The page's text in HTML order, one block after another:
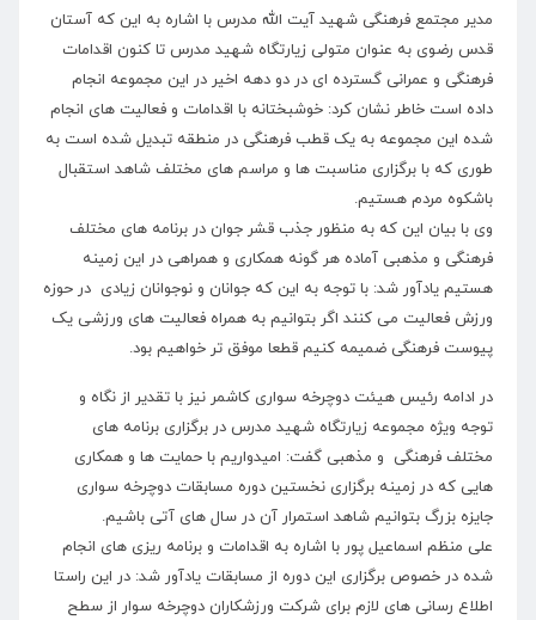
مدیر مجتمع فرهنگی شهید آیت الله مدرس با اشاره به این که آستان
قدس رضوی به عنوان متولی زیارتگاه شهید مدرس تا کنون اقدامات
فرهنگی و عمرانی گسترده ای در دو دهه اخیر در این مجموعه انجام
داده است خاطر نشان کرد: خوشبختانه با اقدامات و فعالیت های انجام
شده این مجموعه به یک قطب فرهنگی در منطقه تبدیل شده است به
طوری که با برگزاری مناسبت ها و مراسم های مختلف شاهد استقبال
باشکوه مردم هستیم.
وی با بیان این که به منظور جذب قشر جوان در برنامه های مختلف
فرهنگی و مذهبی آماده هر گونه همکاری و همراهی در این زمینه
هستیم یادآور شد: با توجه به این که جوانان و نوجوانان زیادی در حوزه
ورزش فعالیت می کنند اگر بتوانیم به همراه فعالیت های ورزشی یک
پیوست فرهنگی ضمیمه کنیم قطعا موفق تر خواهیم بود.
در ادامه رئیس هیئت دوچرخه سواری کاشمر نیز با تقدیر از نگاه و
توجه ویژه مجموعه زیارتگاه شهید مدرس در برگزاری برنامه های
مختلف فرهنگی و مذهبی گفت: امیدواریم با حمایت ها و همکاری
هایی که در زمینه برگزاری نخستین دوره مسابقات دوچرخه سواری
جایزه بزرگ بتوانیم شاهد استمرار آن در سال های آتی باشیم.
علی منظم اسماعیل پور با اشاره به اقدامات و برنامه ریزی های انجام
شده در خصوص برگزاری این دوره از مسابقات یادآور شد: در این راستا
اطلاع رسانی های لازم برای شرکت ورزشکاران دوچرخه سوار از سطح